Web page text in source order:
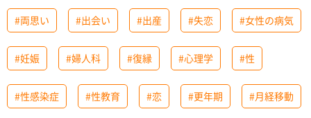
#両思い #出会い #出産 #失恋 #女性の病気
#妊娠 #婦人科 #復縁 #心理学 #性
#性感染症 #性教育 #恋 #更年期 #月経移動